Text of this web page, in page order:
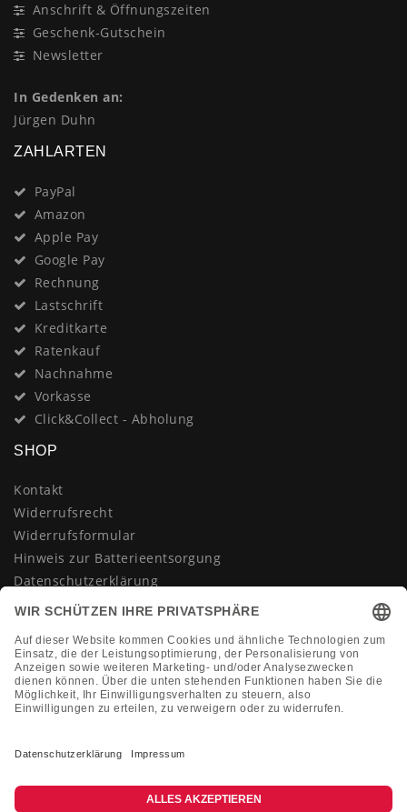
Anschrift & Öffnungszeiten
Geschenk-Gutschein
Newsletter
In Gedenken an:
Jürgen Duhn
ZAHLARTEN
PayPal
Amazon
Apple Pay
Google Pay
Rechnung
Lastschrift
Kreditkarte
Ratenkauf
Nachnahme
Vorkasse
Click&Collect - Abholung
SHOP
Kontakt
Widerrufsrecht
Widerrufsformular
Hinweis zur Batterieentsorgung
Datenschutzerklärung
AGB
Vertrag widerrufen
KONTAKT
+49 (0)2133 210433
shop@dienadel.de
Kieler Str. 18 - 41540 Dormagen